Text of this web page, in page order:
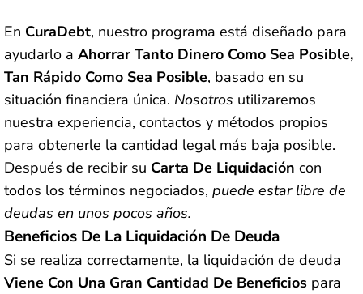
En CuraDebt, nuestro programa está diseñado para
ayudarlo a Ahorrar Tanto Dinero Como Sea Posible,
Tan Rápido Como Sea Posible, basado en su
situación financiera única. Nosotros utilizaremos
nuestra experiencia, contactos y métodos propios
para obtenerle la cantidad legal más baja posible.
Después de recibir su Carta De Liquidación con
todos los términos negociados, puede estar libre de
deudas en unos pocos años.
Beneficios De La Liquidación De Deuda
Si se realiza correctamente, la liquidación de deuda
Viene Con Una Gran Cantidad De Beneficios para